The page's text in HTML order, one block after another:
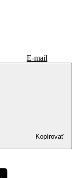
E-mail
Kopírovať